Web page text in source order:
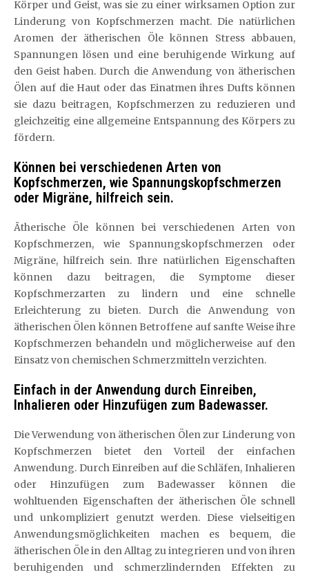
Körper und Geist, was sie zu einer wirksamen Option zur
Linderung von Kopfschmerzen macht. Die natürlichen
Aromen der ätherischen Öle können Stress abbauen,
Spannungen lösen und eine beruhigende Wirkung auf
den Geist haben. Durch die Anwendung von ätherischen
Ölen auf die Haut oder das Einatmen ihres Dufts können
sie dazu beitragen, Kopfschmerzen zu reduzieren und
gleichzeitig eine allgemeine Entspannung des Körpers zu
fördern.
Können bei verschiedenen Arten von
Kopfschmerzen, wie Spannungskopfschmerzen
oder Migräne, hilfreich sein.
Ätherische Öle können bei verschiedenen Arten von
Kopfschmerzen, wie Spannungskopfschmerzen oder
Migräne, hilfreich sein. Ihre natürlichen Eigenschaften
können dazu beitragen, die Symptome dieser
Kopfschmerzarten zu lindern und eine schnelle
Erleichterung zu bieten. Durch die Anwendung von
ätherischen Ölen können Betroffene auf sanfte Weise ihre
Kopfschmerzen behandeln und möglicherweise auf den
Einsatz von chemischen Schmerzmitteln verzichten.
Einfach in der Anwendung durch Einreiben,
Inhalieren oder Hinzufügen zum Badewasser.
Die Verwendung von ätherischen Ölen zur Linderung von
Kopfschmerzen bietet den Vorteil der einfachen
Anwendung. Durch Einreiben auf die Schläfen, Inhalieren
oder Hinzufügen zum Badewasser können die
wohltuenden Eigenschaften der ätherischen Öle schnell
und unkompliziert genutzt werden. Diese vielseitigen
Anwendungsmöglichkeiten machen es bequem, die
ätherischen Öle in den Alltag zu integrieren und von ihren
beruhigenden und schmerzlindernden Effekten zu